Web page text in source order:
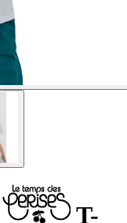
T-